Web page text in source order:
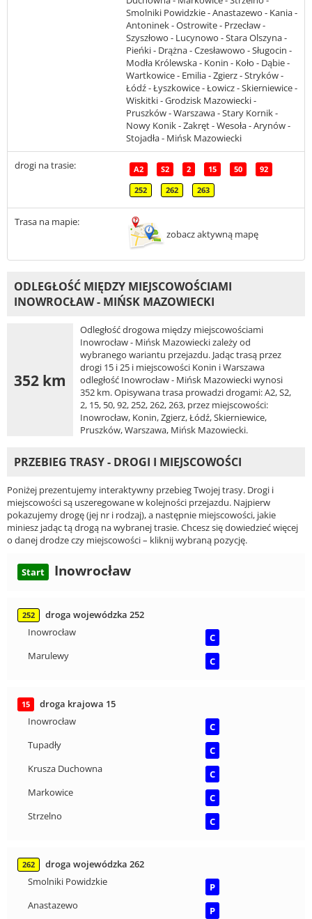
Smolniki Powidzkie - Anastazewo - Kania -
Antoninek - Ostrowite - Przecław -
Szyszłowo - Lucynowo - Stara Olszyna -
Pieńki - Drążna - Czesławowo - Sługocin -
Modła Królewska - Konin - Koło - Dąbie -
Wartkowice - Emilia - Zgierz - Stryków -
Łódź - Łyszkowice - Łowicz - Skierniewice -
Wiskitki - Grodzisk Mazowiecki -
Pruszków - Warszawa - Stary Kornik -
Nowy Konik - Zakręt - Wesoła - Arynów -
Stojadła - Mińsk Mazowiecki
drogi na trasie: A2 S2 2 15 50 92
252 262 263
Trasa na mapie:
zobacz aktywną mapę
ODLEGŁOŚĆ MIĘDZY MIEJSCOWOŚCIAMI
INOWROCŁAW - MIŃSK MAZOWIECKI
352 km
Odległość drogowa między miejscowościami
Inowrocław - Mińsk Mazowiecki zależy od
wybranego wariantu przejazdu. Jadąc trasą przez
drogi 15 i 25 i miejscowości Konin i Warszawa
odległość Inowrocław - Mińsk Mazowiecki wynosi
352 km. Opisywana trasa prowadzi drogami: A2, S2,
2, 15, 50, 92, 252, 262, 263, przez miejscowości:
Inowrocław, Konin, Zgierz, Łódź, Skierniewice,
Pruszków, Warszawa, Mińsk Mazowiecki.
PRZEBIEG TRASY - DROGI I MIEJSCOWOŚCI
Poniżej prezentujemy interaktywny przebieg Twojej trasy. Drogi i
miejscowości są uszeregowane w kolejności przejazdu. Najpierw
pokazujemy drogę (jej nr i rodzaj), a następnie miejscowości, jakie
miniesz jadąc tą drogą na wybranej trasie. Chcesz się dowiedzieć więcej
o danej drodze czy miejscowości – kliknij wybraną pozycję.
Start Inowrocław
252
droga wojewódzka 252
Inowrocław
C
Marulewy
C
15
droga krajowa 15
Inowrocław
C
Tupadły
C
Krusza Duchowna
C
Markowice
C
Strzelno
C
262
droga wojewódzka 262
Smolniki Powidzkie
P
Anastazewo
P